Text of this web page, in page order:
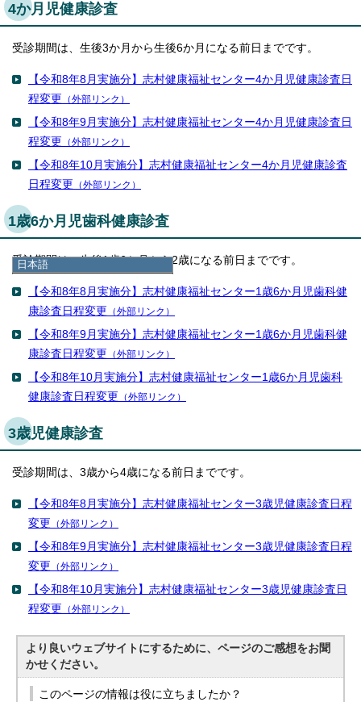
日本語
English
한국어
简体中文
繁體中文
4か月児健康診査
受診期間は、生後3か月から生後6か月になる前日までです。
【令和8年8月実施分】志村健康福祉センター4か月児健康診査日
程変更 （外部リンク）
【令和8年9月実施分】志村健康福祉センター4か月児健康診査日
程変更 （外部リンク）
【令和8年10月実施分】志村健康福祉センター4か月児健康診査
日程変更 （外部リンク）
1歳6か月児歯科健康診査
受診期間は、生後1歳6か月から2歳になる前日までです。
【令和8年8月実施分】志村健康福祉センター1歳6か月児歯科健
康診査日程変更 （外部リンク）
【令和8年9月実施分】志村健康福祉センター1歳6か月児歯科健
康診査日程変更 （外部リンク）
【令和8年10月実施分】志村健康福祉センター1歳6か月児歯科
健康診査日程変更 （外部リンク）
3歳児健康診査
受診期間は、3歳から4歳になる前日までです。
【令和8年8月実施分】志村健康福祉センター3歳児健康診査日程
変更 （外部リンク）
【令和8年9月実施分】志村健康福祉センター3歳児健康診査日程
変更 （外部リンク）
【令和8年10月実施分】志村健康福祉センター3歳児健康診査日
程変更 （外部リンク）
より良いウェブサイトにするために、ページのご感想をお聞
かせください。
このページの情報は役に立ちましたか？